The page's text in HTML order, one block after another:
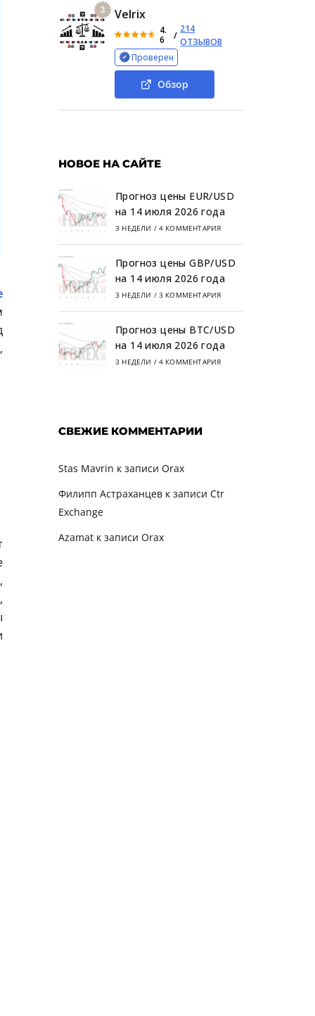
,
3 Velrix
4.
6
/
214
ОТЗЫВОВ
Проверен
Обзор
НОВОЕ НА САЙТЕ
Прогноз цены EUR/USD
на 14 июля 2026 года
3 НЕДЕЛИ / 4 КОММЕНТАРИЯ
Прогноз цены GBP/USD
на 14 июля 2026 года
3 НЕДЕЛИ / 3 КОММЕНТАРИЯ
Прогноз цены BTC/USD
на 14 июля 2026 года
3 НЕДЕЛИ / 4 КОММЕНТАРИЯ
СВЕЖИЕ КОММЕНТАРИИ
Stas Mavrin к записи Orax
Филипп Астраханцевк записи Ctr
Exchange
Azamatк записи Orax